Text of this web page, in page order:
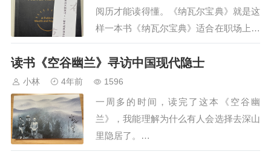
阅历才能读得懂。《纳瓦尔宝典》就是这
样一本书《纳瓦尔宝典》适合在职场上打
拼过几年，有一点人生感悟的人读，更能
体会纳瓦尔的人生智慧…
读书《空谷幽兰》寻访中国现代隐士
小林 4年前 1596
一周多的时间，读完了这本《空谷幽
兰》，我能理解为什么有人会选择去深山
里隐居了。…